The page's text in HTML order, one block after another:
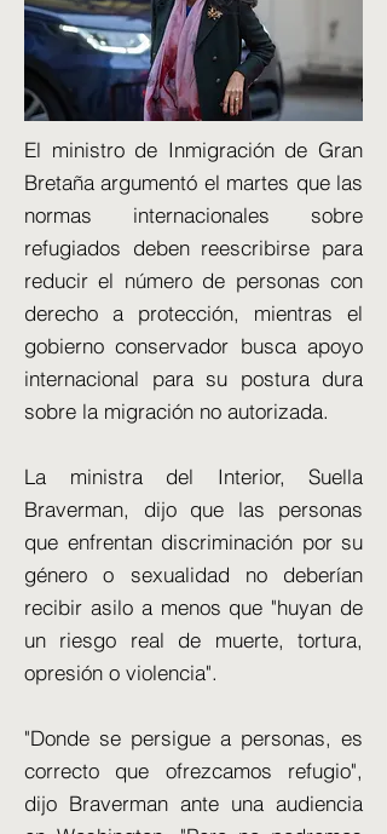
El ministro de Inmigración de Gran
Bretaña argumentó el martes que las
normas internacionales sobre
refugiados deben reescribirse para
reducir el número de personas con
derecho a protección, mientras el
gobierno conservador busca apoyo
internacional para su postura dura
sobre la migración no autorizada.
La ministra del Interior, Suella
Braverman, dijo que las personas
que enfrentan discriminación por su
género o sexualidad no deberían
recibir asilo a menos que "huyan de
un riesgo real de muerte, tortura,
opresión o violencia".
"Donde se persigue a personas, es
correcto que ofrezcamos refugio",
dijo Braverman ante una audiencia